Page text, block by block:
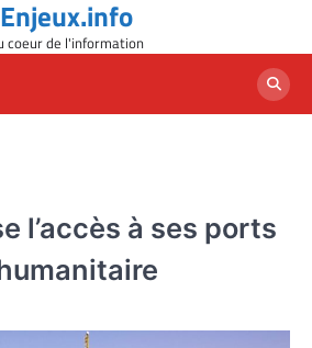
Enjeux.info
coeur de l'information
l’accès à ses ports